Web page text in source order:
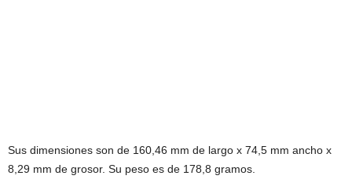
Sus dimensiones son de 160,46 mm de largo x 74,5 mm ancho x
8,29 mm de grosor. Su peso es de 178,8 gramos.